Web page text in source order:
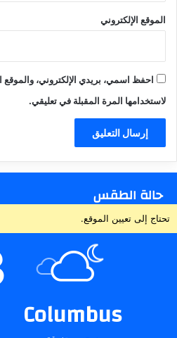
الموقع الإلكتروني
احفظ اسمي، بريدي الإلكتروني، والموقع
لاستخدامها المرة المقبلة في تعليقي.
حالة الطقس
تحتاج إلى تعيين الموقع.
Columbus